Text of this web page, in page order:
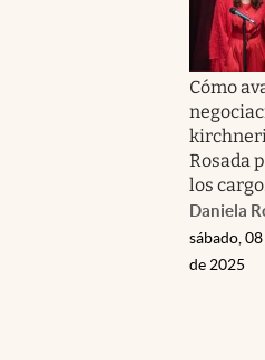
Cómo
Rosada
los
Daniela
sábado,
de 2025